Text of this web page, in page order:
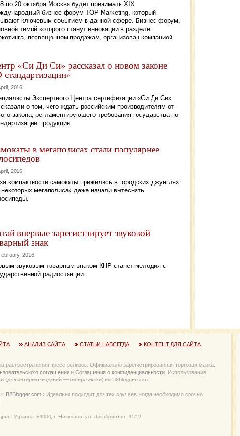
по 20 октября Москва будет принимать XIХ
бизнес-форум TOP Marketing, который
ключевым событием в данной сфере. Бизнес-форум,
темой которого станут инновации в разделе
посвященном продажам, организован компанией
«Си Ди Си» рассказал о новом законе
стандартизации»
2016
Экспертного Центра сертификации «Си Ди Си»
о том, чего ждать российским производителям от
закона, регламентирующего требования государства по
продукции.
в мегаполисах стали популярнее
2016
компактности самокаты прижились в городских джунглях
некоторых мегаполисах даже начали вытеснять
впервые зарегистрирует звуковой
знак
2016
звуковым товарным знаком КНР станет мелодия с
радиостанции.
АНАЛИЗ САЙТА СТАТЬИ НАВСЕГДА КОНТЕНТ ДЛЯ САЙТА
пресс-релизов. Официально зарегистрированная торговая марка.
соглашения и Соглашения о конфиденциальности . Использование
(для интернет-изданий — гиперссылки) на B2Blogger.com.
B2Blogger.com › Идеально подходит для тех случаев, когда необходимо срочно
Украина, 54000, г. Николаев, ул. Декабристов, 41/12.